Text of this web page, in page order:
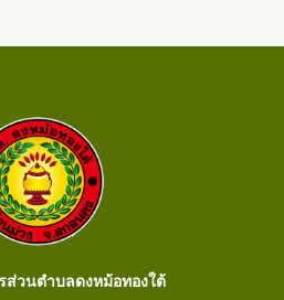
ส่วนตำบลดงหม้อทองใต้